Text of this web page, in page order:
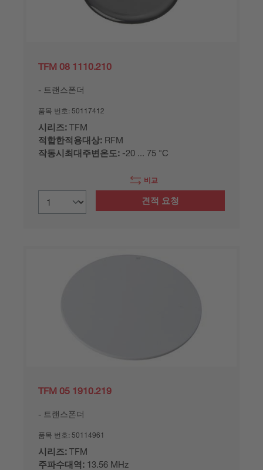
TFM 08 1110.210
트랜스폰더
품목 번호: 50117412
시리즈: TFM
적합한적용대상: RFM
작동시최대주변온도: -20 ... 75 °C
비교
견적 요청
TFM 05 1910.219
트랜스폰더
품목 번호: 50114961
시리즈: TFM
주파수대역: 13.56 MHz